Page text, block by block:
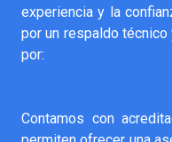
experiencia y la
por un respaldo
por:
Contamos con